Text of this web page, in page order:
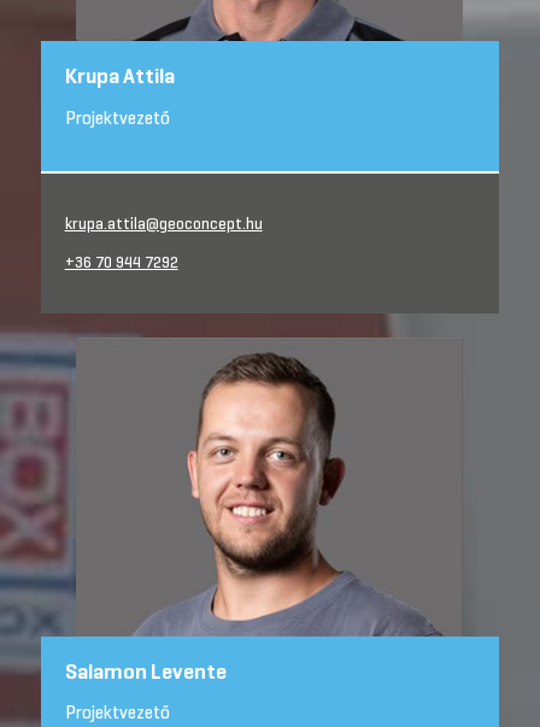
Krupa Attila
Projektvezető
krupa.attila@geoconcept.hu
+36 70 944 7292
Salamon Levente
Projektvezető